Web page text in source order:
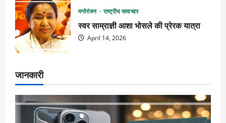
मनोरंजन राष्ट्रीय समाचार
स्वर साम्राज्ञी आशा भोसले की प्रेरक यात्रा
April 14, 2026
जानकारी